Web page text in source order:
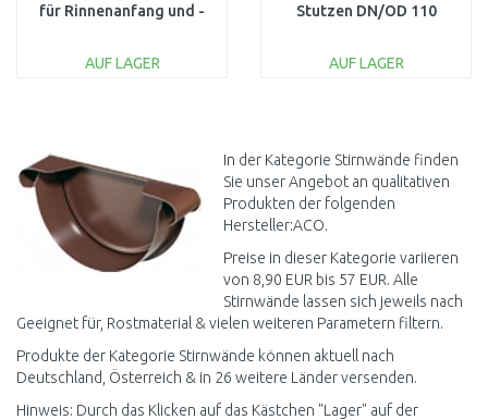
für Rinnenanfang und -
AUF LAGER
Stutzen DN/OD 110
AUF LAGER
Vergleichen
In der Kategorie Stirnwände finden
Sie unser Angebot an qualitativen
Produkten der folgenden
Hersteller:ACO.
Preise in dieser Kategorie variieren
von 8,90 EUR bis 57 EUR. Alle
Stirnwände lassen sich jeweils nach
Geeignet für, Rostmaterial & vielen weiteren Parametern filtern.
Produkte der Kategorie Stirnwände können aktuell nach
Deutschland, Österreich & in 26 weitere Länder versenden.
Hinweis: Durch das Klicken auf das Kästchen "Lager" auf der